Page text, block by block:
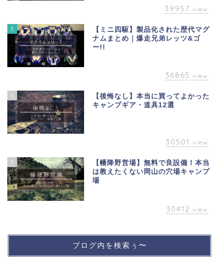
39957 view
3
【ミニ四駆】製品化された歴代マグ
ナムまとめ｜爆走兄弟レッツ&ゴ
ー!!
36865 view
4
【後悔なし】本当に買ってよかった
キャンプギア・道具12選
30501 view
5
【幡降野営場】無料で良設備！本当
は教えたくない岡山の穴場キャンプ
場
30412 view
ブログ内を検索ぅ〜